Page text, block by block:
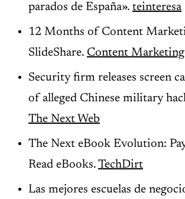
parados de España». teinteresa
12 Months of Content
SlideShare. Content
Security firm releases screen
of alleged Chinese military
The Next Web
The Next eBook Evolution:
Read eBooks. TechDirt
Las mejores escuelas de